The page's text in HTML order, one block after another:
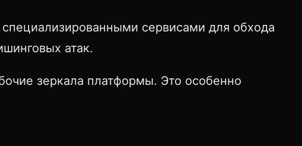
сервисами для обхода
атак.
зеркала платформы. Это особенно